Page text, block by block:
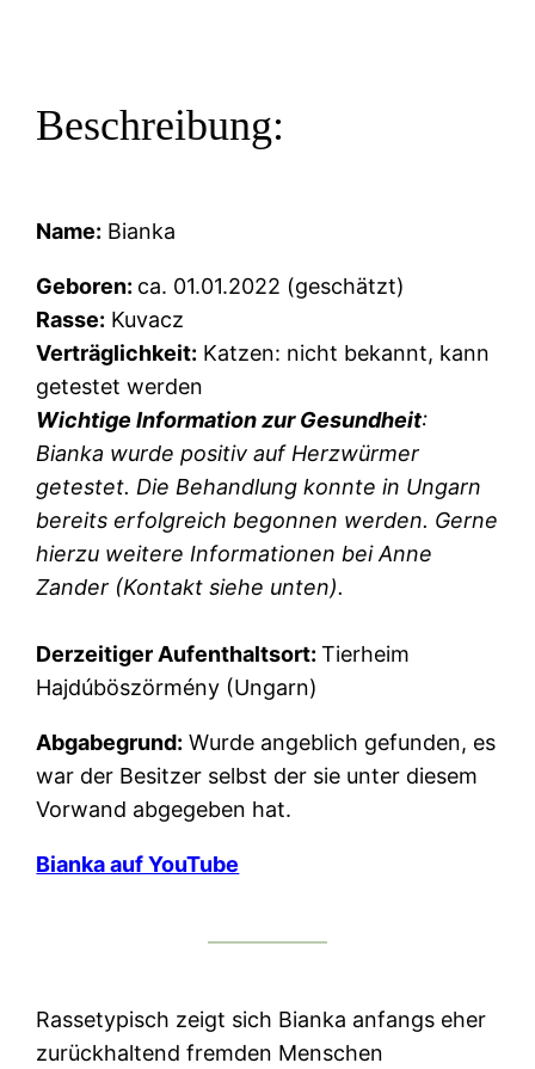
Beschreibung:
Name: Bianka
Geboren: ca. 01.01.2022 (geschätzt)
Rasse: Kuvacz
Verträglichkeit: Katzen: nicht bekannt, kann
getestet werden
Wichtige Information zur Gesundheit:
Bianka wurde positiv auf Herzwürmer
getestet. Die Behandlung konnte in Ungarn
bereits erfolgreich begonnen werden. Gerne
hierzu weitere Informationen bei Anne
Zander (Kontakt siehe unten).
Derzeitiger Aufenthaltsort:Tierheim
Hajdúböszörmény (Ungarn)
Abgabegrund: Wurde angeblich gefunden, es
war der Besitzer selbst der sie unter diesem
Vorwand abgegeben hat.
Bianka auf YouTube
Rassetypisch zeigt sich Bianka anfangs eher
zurückhaltend fremden Menschen